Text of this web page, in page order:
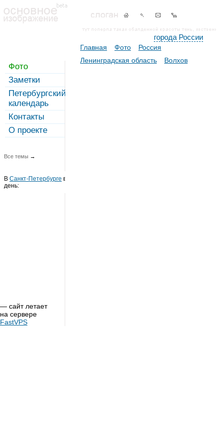
города России
Фото
Заметки
Петербургский
календарь
Контакты
О проекте
Все темы →
В Санкт-Петербурге в этот
день:
— сайт летает
на сервере
FastVPS
Главная Фото
Россия
Ленинградская область
Волхов